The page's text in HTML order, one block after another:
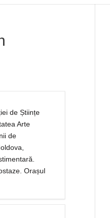
de Științe
Arte
de
Orașul